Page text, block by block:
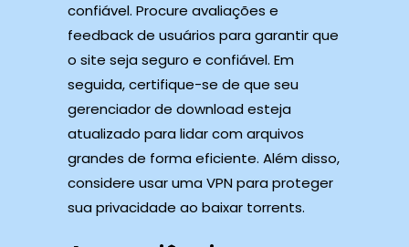
confiável. Procure avaliações e
feedback de usuários para garantir que
o site seja seguro e confiável. Em
seguida, certifique-se de que seu
gerenciador de download esteja
atualizado para lidar com arquivos
grandes de forma eficiente. Além disso,
considere usar uma VPN para proteger
sua privacidade ao baixar torrents.